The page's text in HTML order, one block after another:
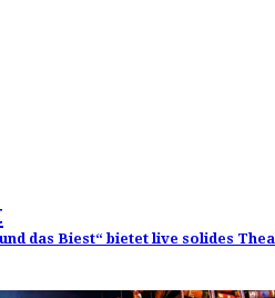
das Biest“ bietet live solides